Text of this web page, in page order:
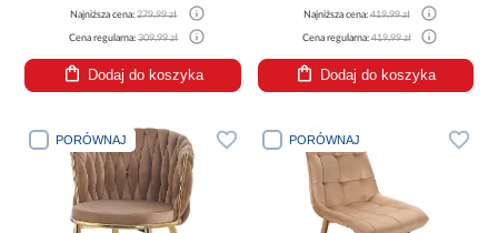
Najniższa cena:279,99 zł
Cena regularna:309,99 zł
Dodaj do koszyka
Najniższa cena:419,99 zł
Cena regularna:419,99 zł
Dodaj do koszyka
PORÓWNAJ PORÓWNAJ